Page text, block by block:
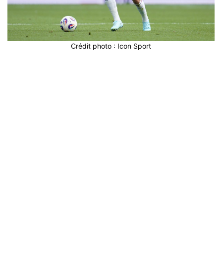
Crédit photo : Icon Sport